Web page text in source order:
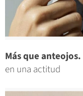
Más que anteojos.
en una actitud